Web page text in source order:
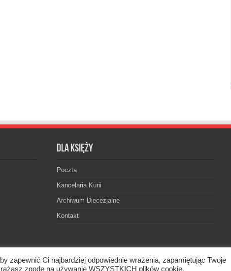
Dla księży
Poczta
Kancelaria Kurii
Archiwum Diecezjalne
Kontakt
© 2026. Wszelkie prawa zastrzeżone.
zapewnić Ci najbardziej odpowiednie wrażenia, zapamiętując Twoje
zgodę na używanie WSZYSTKICH plików cookie.